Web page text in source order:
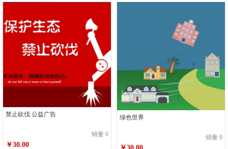
禁止砍伐 公益广告
销量 0
￥30.00
绿色世界
销量 0